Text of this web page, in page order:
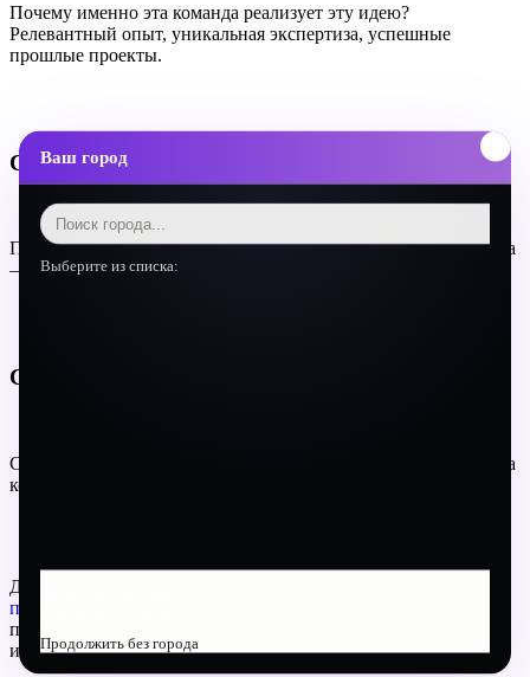
Почему именно эта команда реализует эту идею?
Релевантный опыт, уникальная экспертиза, успешные
прошлые проекты.
Слайд 9. Финансовый план
Прогноз на 3 года с ключевыми допущениями. Не фантастика
— реалистичный сценарий с обоснованием.
Слайд 10. Запрос
Сколько денег ищете? На что пойдут средства? Какова оценка
компании?
Дизайн питч-дека — часть нашей работы по
продакшну
профессионально выглядят и убедительно рассказывают
историю.
Ваш город
Выберите из списка:
Продолжить без города